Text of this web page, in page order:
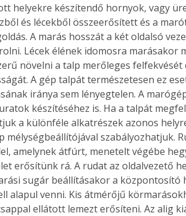
Gyógyító növények: a
természet kincsei az
helyekre készítendő hornyok, vagy
és lécekből összeerősített és a
A marás hosszát a két oldalsó
Lécek élének idomosra marásakor
növelni a talp merőleges felfekvését
A gép talpát természetesen ez
iránya sem lényegtelen. A
készítéséhez is. Ha a talpát
a különféle alkatrészek azonos
mélységbeállítójával szabályozhatjuk.
amelynek átfúrt, menetelt végébe
erősítünk rá. A rudat az oldalvezető
sugár beállításakor a központosító
alapul venni. Kis átmérőjű
ellátott lemezt erősíteni. Az alig